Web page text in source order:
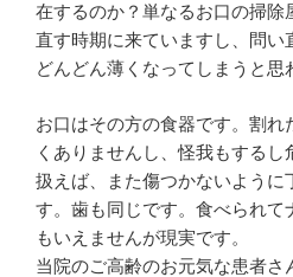
在するのか？単なるお口の掃除
直す時期に来ていますし、問い
どんどん薄くなってしまうと思
お口はその方の食器です。割れ
くありませんし、怪我もする
扱えば、また傷つかないように
す。歯も同じです。食べられて
もいえませんが現実です。
当院のご高齢のお元気な患者さ